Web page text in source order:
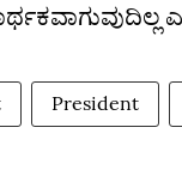
President